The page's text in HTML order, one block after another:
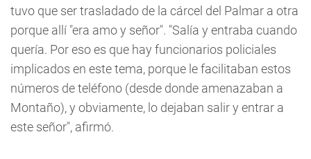
tuvo que ser trasladado de la cárcel del Palmar a otra
porque allí "era amo y señor". "Salía y entraba cuando
quería. Por eso es que hay funcionarios policiales
implicados en este tema, porque le facilitaban estos
números de teléfono (desde donde amenazaban a
Montaño), y obviamente, lo dejaban salir y entrar a
este señor", afirmó.